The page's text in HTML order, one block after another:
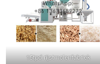
15tpd rijstmolenfabriek